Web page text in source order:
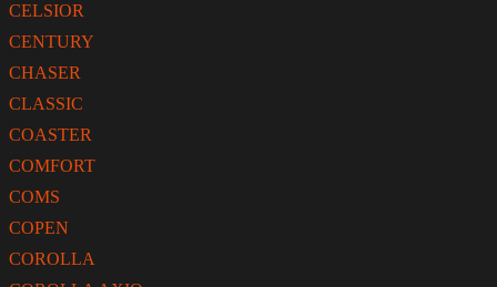
CELSIOR
CENTURY
CHASER
CLASSIC
COASTER
COMFORT
COMS
COPEN
COROLLA